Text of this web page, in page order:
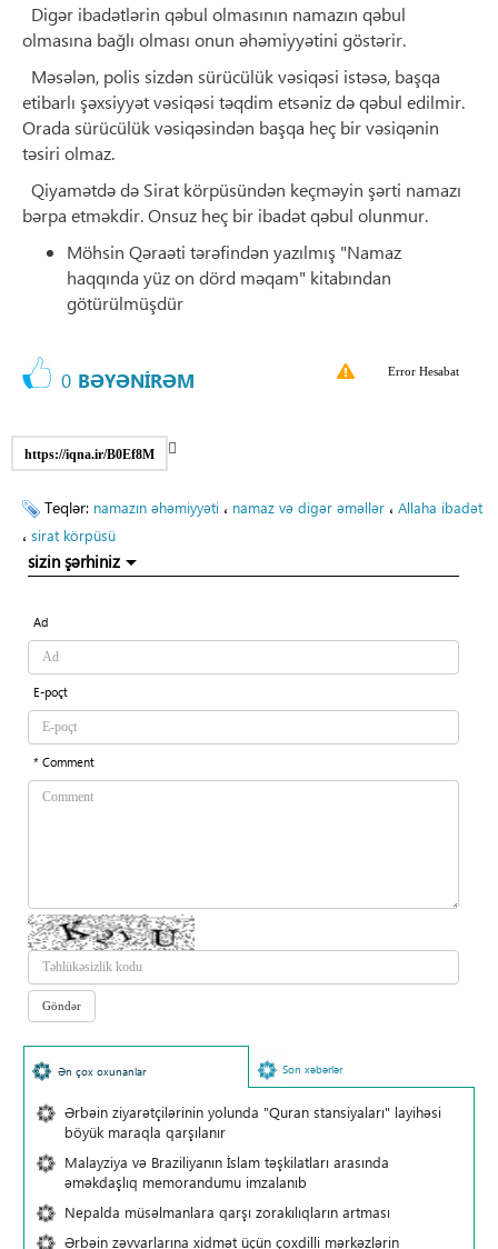
Digər ibadətlərin qəbul olmasının namazın qəbul
olmasına bağlı olması onun əhəmiyyətini göstərir.
Məsələn, polis sizdən sürücülük vəsiqəsi istəsə, başqa
etibarlı şəxsiyyət vəsiqəsi təqdim etsəniz də qəbul edilmir.
Orada sürücülük vəsiqəsindən başqa heç bir vəsiqənin
təsiri olmaz.
Qiyamətdə də Sirat körpüsündən keçməyin şərti namazı
bərpa etməkdir. Onsuz heç bir ibadət qəbul olunmur.
Möhsin Qəraəti tərəfindən yazılmış "Namaz
haqqında yüz on dörd məqam" kitabından
götürülmüşdür
0 BƏYƏNİRƏM Error Hesabat
https://iqna.ir/B0Ef8M
Teqlər: namazın əhəmiyyəti ، namaz və digər əməllər ، Allaha ibadət
، sirat körpüsü
sizin şərhiniz
Ad
E-poçt
* Comment
Ən çox oxunanlar Son xəbərlər
Ərbəin ziyarətçilərinin yolunda "Quran stansiyaları" layihəsi
böyük maraqla qarşılanır
Malayziya və Braziliyanın İslam təşkilatları arasında
əməkdaşlıq memorandumu imzalanıb
Nepalda müsəlmanlara qarşı zorakılıqların artması
Ərbəin zəvvarlarına xidmət üçün çoxdilli mərkəzlərin